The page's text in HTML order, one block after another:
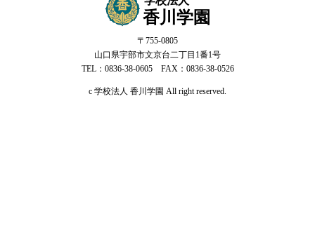
香川学園
〒755-0805
山口県宇部市文京台二丁目1番1号
TEL：0836-38-0605 FAX：0836-38-0526
c 学校法人 香川学園 All right reserved.